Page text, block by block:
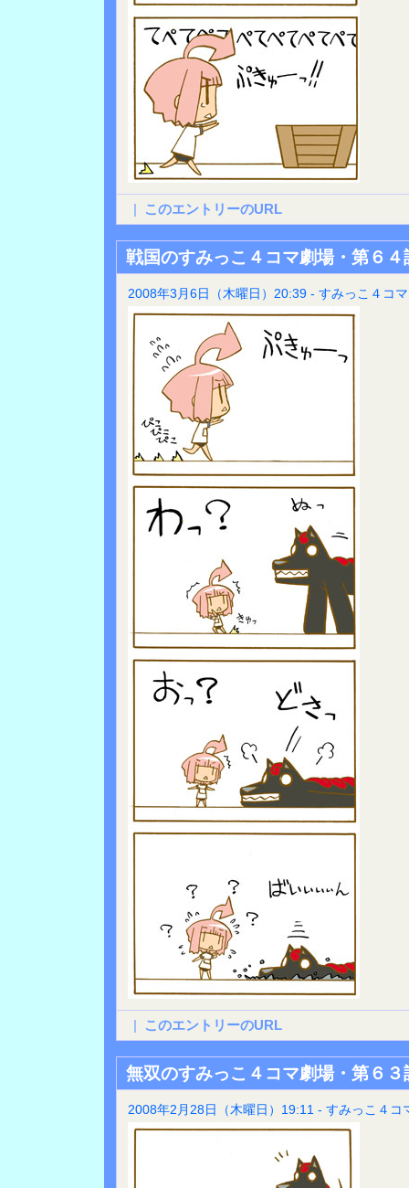
| このエントリーのURL
戦国のすみっこ４コマ劇場・第６
2008年3月6日（木曜日）20:39 - すみっこ４コマ
| このエントリーのURL
無双のすみっこ４コマ劇場・第６
2008年2月28日（木曜日）19:11 - すみっこ４コ